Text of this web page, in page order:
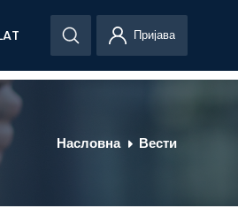
Пријава
Насловна Вести